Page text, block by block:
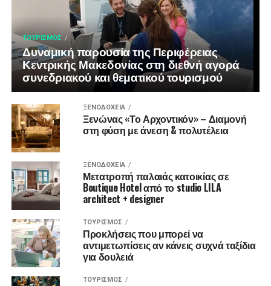
ΤΟΥΡΙΣΜΌΣ
Δυναμική παρουσία της Περιφέρειας
Κεντρικής Μακεδονίας στη διεθνή αγορά
συνεδριακού και θεματικού τουρισμού
ΞΕΝΟΔΟΧΕΊΑ
Ξενώνας «Το Αρχοντικόν» – Διαμονή
στη φύση με άνεση & πολυτέλεια
ΞΕΝΟΔΟΧΕΊΑ
Μετατροπή παλαιάς κατοικίας σε
Boutique Hotel από το studio LILA
architect + designer
ΤΟΥΡΙΣΜΌΣ
Προκλήσεις που μπορεί να
αντιμετωπίσεις αν κάνεις συχνά ταξίδια
για δουλειά
ΤΟΥΡΙΣΜΌΣ